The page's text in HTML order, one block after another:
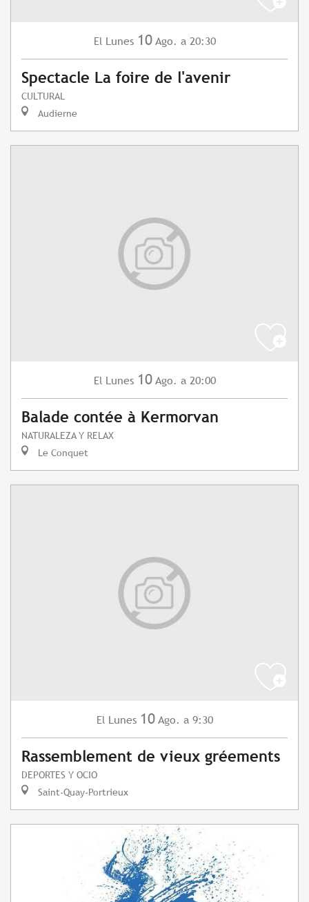
El Lunes 10 Ago. a 20:30
Spectacle La foire de l'avenir
CULTURAL
Audierne
El Lunes 10 Ago. a 20:00
Balade contée à Kermorvan
NATURALEZA Y RELAX
Le Conquet
El Lunes 10 Ago. a 9:30
Rassemblement de vieux gréements
DEPORTES Y OCIO
Saint-Quay-Portrieux